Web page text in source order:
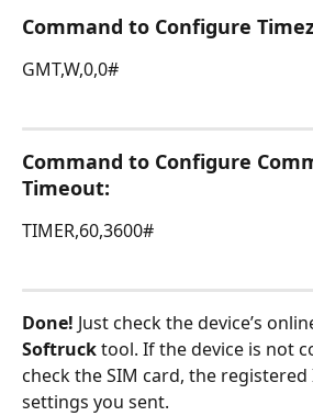
Command to Configure
GMT,W,0,0#
Command to Configure
Timeout:
TIMER,60,3600#
​Done! Just check the device’s
Softruck tool. If the device is not
check the SIM card, the registered
settings you sent.